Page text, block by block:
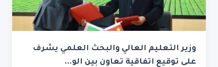
وزير التعليم العالي والبحث العلمي يشرف
على توقيع اتفاقية تعاون بين الو...